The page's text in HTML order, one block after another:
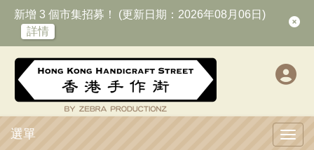
新增 3 個市集招募！ (更新日期：2026年08月06日)
詳情
選單